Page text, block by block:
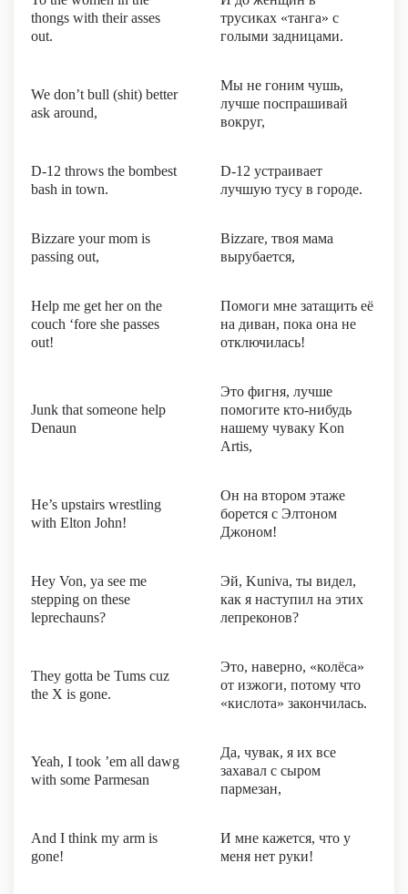
thongs with their asses
out.
трусиках «танга» с
голыми задницами.
We don’t bull (shit) better
ask around,
Мы не гоним чушь,
лучше поспрашивай
вокруг,
D-12 throws the bombest
bash in town.
D-12 устраивает
лучшую тусу в городе.
Bizzare your mom is
passing out,
Bizzare, твоя мама
вырубается,
Help me get her on the
couch ‘fore she passes
out!
Помоги мне затащить её
на диван, пока она не
отключилась!
Junk that someone help
Denaun
Это фигня, лучше
помогите кто-нибудь
нашему чуваку Kon
Artis,
He’s upstairs wrestling
with Elton John!
Он на втором этаже
борется с Элтоном
Джоном!
Hey Von, ya see me
stepping on these
leprechauns?
Эй, Kuniva, ты видел,
как я наступил на этих
лепреконов?
They gotta be Tums cuz
the X is gone.
Это, наверно, «колёса»
от изжоги, потому что
«кислота» закончилась.
Yeah, I took ’em all dawg
with some Parmesan
Да, чувак, я их все
захавал с сыром
пармезан,
And I think my arm is
gone!
И мне кажется, что у
меня нет руки!